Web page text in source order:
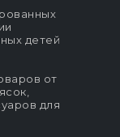
детей
от
для